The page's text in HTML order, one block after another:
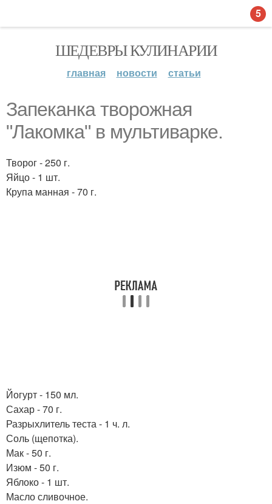
ШЕДЕВРЫ КУЛИНАРИИ
главная новости статьи
Запеканка творожная
"Лакомка" в мультиварке.
Творог - 250 г.
Яйцо - 1 шт.
Крупа манная - 70 г.
Йогурт - 150 мл.
Сахар - 70 г.
Разрыхлитель теста - 1 ч. л.
Соль (щепотка).
Мак - 50 г.
Изюм - 50 г.
Яблоко - 1 шт.
Масло сливочное.
5